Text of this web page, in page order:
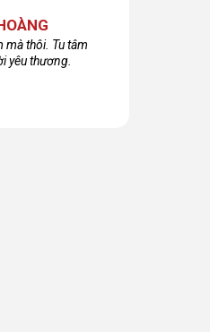
mà thôi. Tu tâm
yêu thương.